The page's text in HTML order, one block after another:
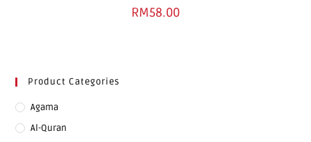
RM58.00
Product Categories
Agama
Al-Quran